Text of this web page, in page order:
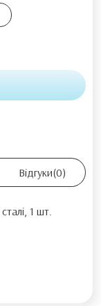
Відгуки(0)
1 шт.